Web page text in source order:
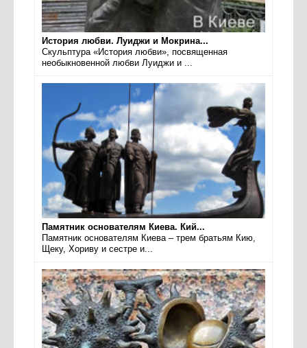
История любви. Луиджи и Мокрина...
Скульптура «История любви», посвященная
необыкновенной любви Луиджи и ...
Памятник основателям Киева. Кий...
Памятник основателям Киева – трем братьям Кию,
Щеку, Хориву и сестре и...